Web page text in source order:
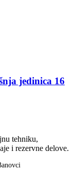
jedinica 16
tehniku,
i rezervne delove.